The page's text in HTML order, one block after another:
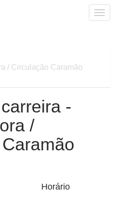
/ Circulação Caramão
-
/
Horário